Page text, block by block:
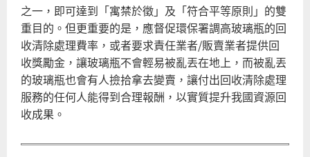
之一，即可達到「寓禁於徵」及「符合平等原則」的雙
重目的。但更重要的是，應督促環保署調高玻璃瓶的回
收清除處理費率，或者要求責任業者/販賣業者提供回
收獎勵金，讓玻璃瓶不會輕易被亂丟在地上，而被亂丟
的玻璃瓶也會有人撿拾拿去變賣，讓付出回收清除處理
服務的任何人能得到合理報酬，以實質提升我國資源回
收成果。